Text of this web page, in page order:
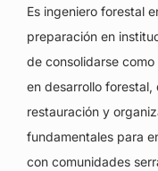
Es ingeniero forestal
preparación en
de consolidarse
en desarrollo forestal,
restauración y
fundamentales para
con comunidades